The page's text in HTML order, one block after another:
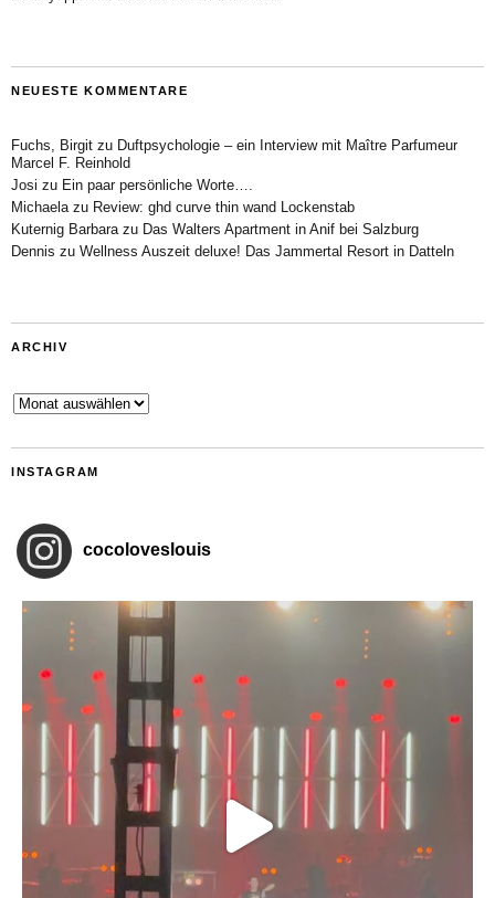
NEUESTE KOMMENTARE
Fuchs, Birgit zu Duftpsychologie – ein Interview mit Maître Parfumeur
Marcel F. Reinhold
Josi zu Ein paar persönliche Worte….
Michaela zu Review: ghd curve thin wand Lockenstab
Kuternig Barbara zu Das Walters Apartment in Anif bei Salzburg
Dennis zu Wellness Auszeit deluxe! Das Jammertal Resort in Datteln
ARCHIV
Archiv
INSTAGRAM
cocoloveslouis